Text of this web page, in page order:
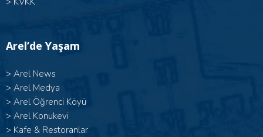
Arel’de Yaşam
> Arel News
> Arel Medya
> Arel Öğrenci Köyü
> Arel Konukevi
> Kafe & Restoranlar